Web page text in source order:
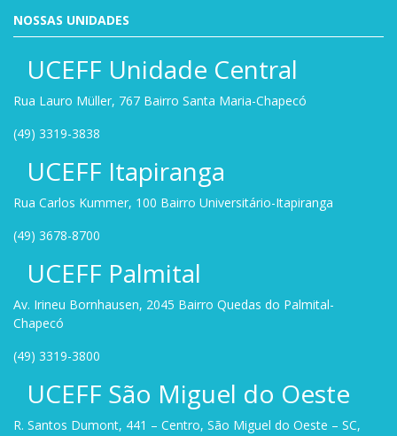
NOSSAS UNIDADES
UCEFF Unidade Central
Rua Lauro Müller, 767 Bairro Santa Maria-Chapecó
(49) 3319-3838
UCEFF Itapiranga
Rua Carlos Kummer, 100 Bairro Universitário-Itapiranga
(49) 3678-8700
UCEFF Palmital
Av. Irineu Bornhausen, 2045 Bairro Quedas do Palmital-
Chapecó
(49) 3319-3800
UCEFF São Miguel do Oeste
R. Santos Dumont, 441 – Centro, São Miguel do Oeste – SC,